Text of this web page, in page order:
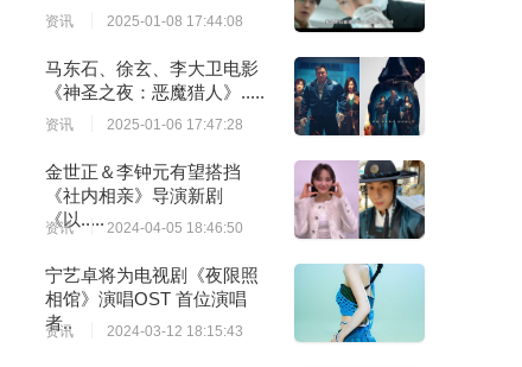
资讯 2025-01-08 17:44:08
马东石、徐玄、李大卫电影
《神圣之夜：恶魔猎人》.....
资讯 2025-01-06 17:47:28
金世正＆李钟元有望搭挡
《社内相亲》导演新剧
《以.....
资讯 2024-04-05 18:46:50
宁艺卓将为电视剧《夜限照
相馆》演唱OST 首位演唱
者..
资讯 2024-03-12 18:15:43